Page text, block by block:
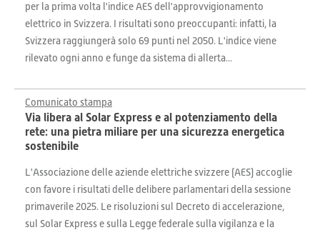
per la prima volta l'indice AES dell'approvvigionamento
elettrico in Svizzera. I risultati sono preoccupanti: infatti, la
Svizzera raggiungerà solo 69 punti nel 2050. L'indice viene
rilevato ogni anno e funge da sistema di allerta...
Comunicato stampa
Via libera al Solar Express e al potenziamento della
rete: una pietra miliare per una sicurezza energetica
sostenibile
L'Associazione delle aziende elettriche svizzere (AES) accoglie
con favore i risultati delle delibere parlamentari della sessione
primaverile 2025. Le risoluzioni sul Decreto di accelerazione,
sul Solar Express e sulla Legge federale sulla vigilanza e la